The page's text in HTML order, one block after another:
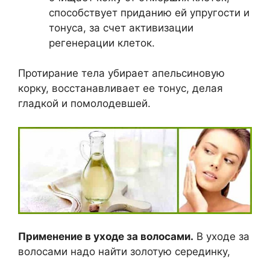
способствует приданию ей упругости и
тонуса, за счет активизации
регенерации клеток.
Протирание тела убирает апельсиновую
корку, восстанавливает ее тонус, делая
гладкой и помолодевшей.
Применение в уходе за волосами. В уходе за
волосами надо найти золотую серединку,